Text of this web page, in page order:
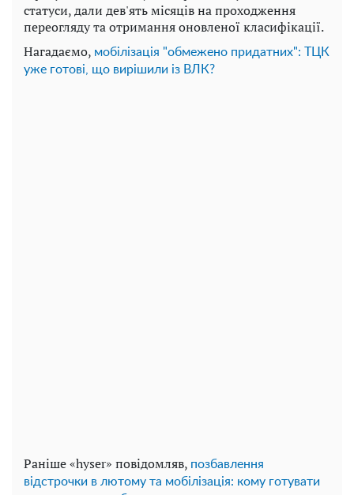
статуси, дали дев'ять місяців на проходження
переогляду та отримання оновленої класифікації.
Нагадаємо, мобілізація "обмежено придатних": ТЦК
уже готові, що вирішили із ВЛК?
Раніше «hyser» повідомляв, позбавлення
відстрочки в лютому та мобілізація: кому готувати